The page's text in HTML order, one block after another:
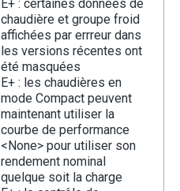
E+ : certaines données de
chaudière et groupe froid
affichées par errreur dans
les versions récentes ont
été masquées
E+ : les chaudières en
mode Compact peuvent
maintenant utiliser la
courbe de performance
<None> pour utiliser son
rendement nominal
quelque soit la charge